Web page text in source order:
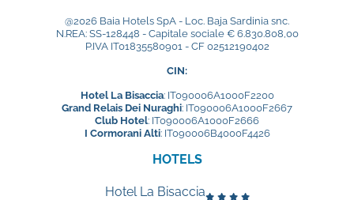
@2026 Baia Hotels SpA - Loc. Baja Sardinia snc.
N.REA: SS-128448 - Capitale sociale € 6.830.808,00
P.IVA IT01835580901 - CF 02512190402
CIN:
Hotel La Bisaccia: IT090006A1000F2200
Grand Relais Dei Nuraghi: IT090006A1000F2667
Club Hotel: IT090006A1000F2666
I Cormorani Alti: IT090006B4000F4426
HOTELS
Hotel La Bisaccia